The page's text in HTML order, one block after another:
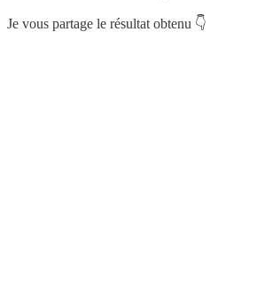
Je vous partage le résultat obtenu 👇